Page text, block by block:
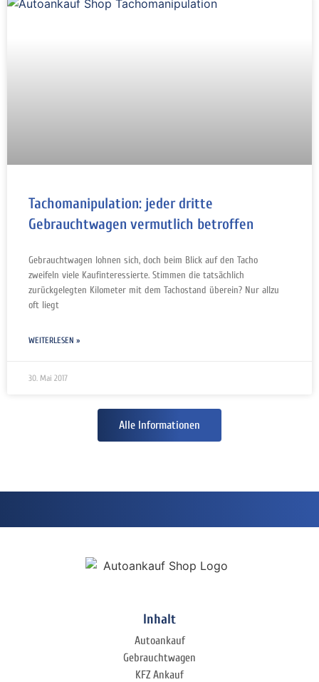
Tachomanipulation: jeder dritte
Gebrauchtwagen vermutlich betroffen
Gebrauchtwagen lohnen sich, doch beim Blick auf den Tacho
zweifeln viele Kaufinteressierte. Stimmen die tatsächlich
zurückgelegten Kilometer mit dem Tachostand überein? Nur allzu
oft liegt
WEITERLESEN »
30. Mai 2017
Alle Informationen
Inhalt
Autoankauf
Gebrauchtwagen
KFZ Ankauf